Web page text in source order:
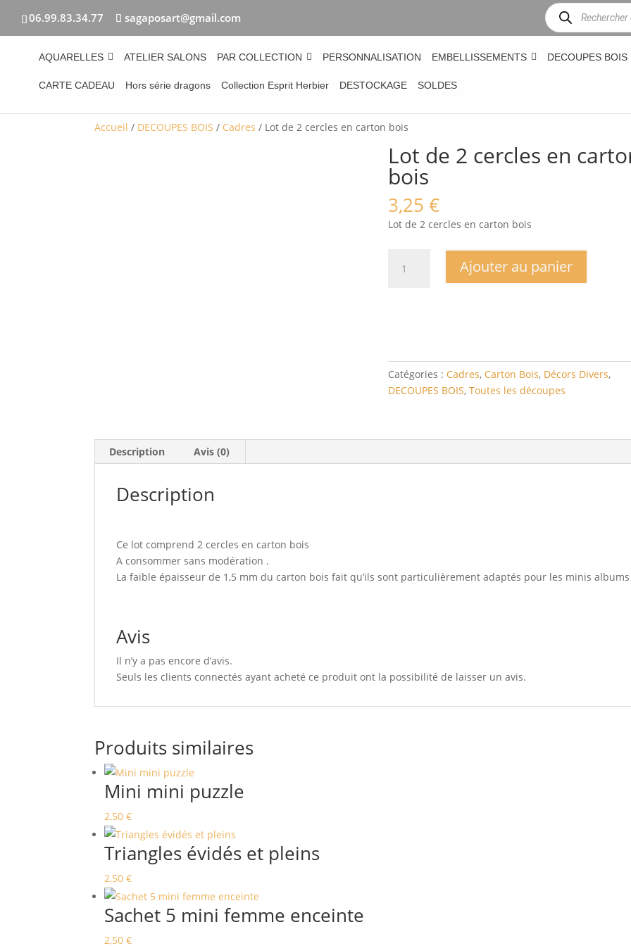
06.99.83.34.77 sagaposart@gmail.com
Recherche
de
produits
AQUARELLES ATELIER SALONS PAR COLLECTION PERSONNALISATION EMBELLISSEMENTS DECOUPES BOIS
CARTE CADEAU Hors série dragons Collection Esprit Herbier DESTOCKAGE SOLDES
Accueil / DECOUPES BOIS / Cadres / Lot de 2 cercles en carton bois
Lot de 2 cercles en
bois
3,25 €
Lot de 2 cercles en carton bois
carton
bois
Ajouter au panier
Catégories : Cadres, Carton Bois, Décors Divers,
DECOUPES BOIS, Toutes les découpes
Description Avis (0)
Description
Ce lot comprend 2 cercles en carton bois
A consommer sans modération .
La faible épaisseur de 1,5 mm du carton bois fait qu’ils sont particulièrement adaptés pour les minis
Avis
Il n’y a pas encore d’avis.
Seuls les clients connectés ayant acheté ce produit ont la possibilité de laisser un avis.
Produits similaires
Mini mini puzzle
2,50€
Triangles évidés et pleins
2,50€
Sachet 5 mini femme enceinte
2,50€